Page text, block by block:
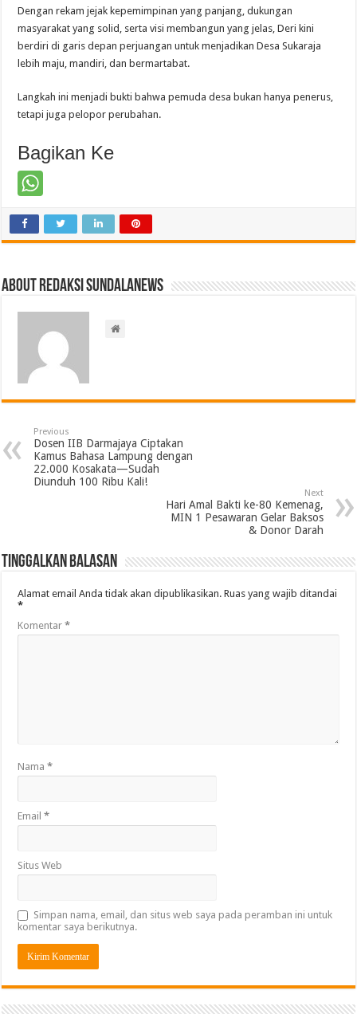
Dengan rekam jejak kepemimpinan yang panjang, dukungan
masyarakat yang solid, serta visi membangun yang jelas, Deri kini
berdiri di garis depan perjuangan untuk menjadikan Desa Sukaraja
lebih maju, mandiri, dan bermartabat.
Langkah ini menjadi bukti bahwa pemuda desa bukan hanya penerus,
tetapi juga pelopor perubahan.
Bagikan Ke
About Redaksi Sundalanews
Previous
Dosen IIB Darmajaya Ciptakan
Kamus Bahasa Lampung dengan
22.000 Kosakata—Sudah
Diunduh 100 Ribu Kali!
Next
Hari Amal Bakti ke-80 Kemenag,
MIN 1 Pesawaran Gelar Baksos
& Donor Darah
Tinggalkan Balasan
Alamat email Anda tidak akan dipublikasikan. Ruas yang wajib ditandai
*
Komentar*
Nama*
Email*
Situs Web
Simpan nama, email, dan situs web saya pada peramban ini untuk
komentar saya berikutnya.